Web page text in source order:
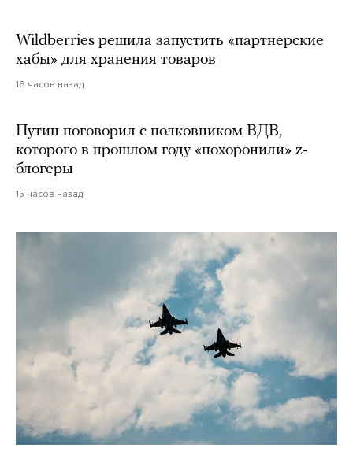
Wildberries решила запустить «партнерские
хабы» для хранения товаров
16 часов назад
Путин поговорил с полковником ВДВ,
которого в прошлом году «похоронили» z-
блогеры
15 часов назад